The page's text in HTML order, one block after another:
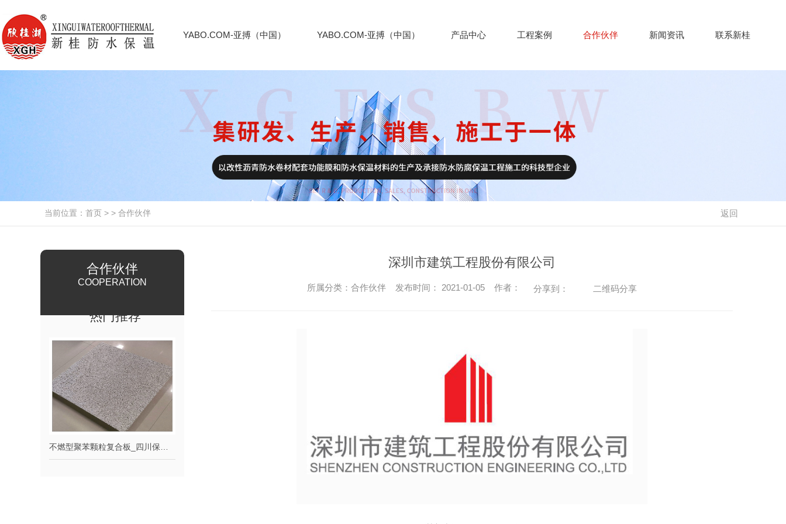
YABO.COM-亚搏（中国） YABO.COM-亚搏（中国） 产品中心 工程案例 合作伙伴 新闻资讯 联系新桂
当前位置： 首页 > > 合作伙伴 返回
合作伙伴
COOPERATION
热门推荐
EPS聚苯板外墙保温板_四川保温材料 改性聚苯板_四川保温材料 XPS挤塑聚苯板外墙保温板_四川保温材料
深圳市建筑工程股份有限公司
所属分类：合作伙伴 发布时间： 2021-01-05 作者： 分享到： 二维码分享